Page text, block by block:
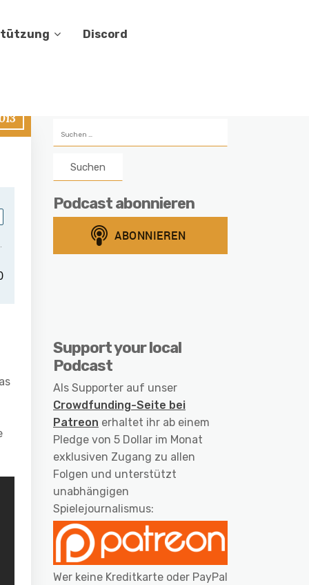
Discord
nach:
Podcast abonnieren
Support your local
Podcast
Als Supporter auf unser
Crowdfunding-Seite bei
Patreon erhaltet ihr ab einem
Pledge von 5 Dollar im Monat
exklusiven Zugang zu allen
Folgen und unterstützt
unabhängigen
Spielejournalismus:
Wer keine Kreditkarte oder PayPal